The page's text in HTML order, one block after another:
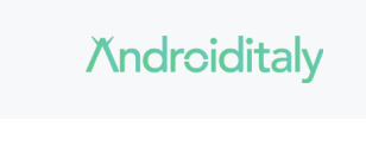
contenuto